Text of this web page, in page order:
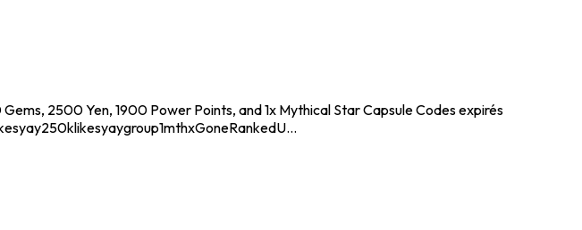
2500 Yen, 1900 Power Points, and 1x Mythical Star Capsule Codes expirés